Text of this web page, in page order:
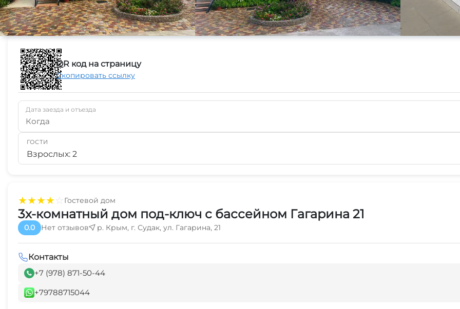
★★★★☆Гостевой дом
3х-комнатный дом под-ключ с бассейном Гагарина 21
0.0 Нет отзывов р. Крым, г. Судак, ул. Гагарина, 21
Контакты
+7 (978) 871-50-44
+79788715044
QR код на страницу
Скопировать ссылку
Дата заезда и отъезда
Когда
ГОСТИ
Взрослых: 2